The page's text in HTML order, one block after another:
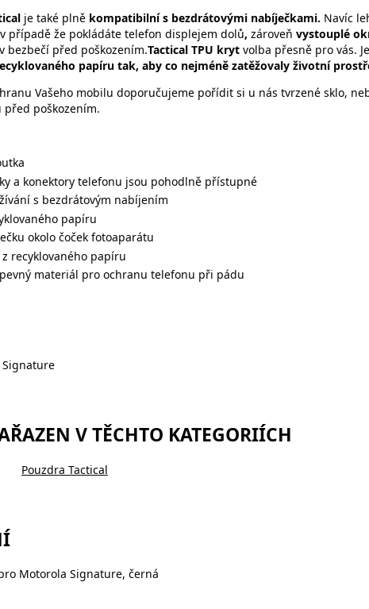
je také plně kompatibilní s bezdrátovými nabíječkami. Navíc
v případě že pokládáte telefon displejem dolů, zároveň vystouplé
bezbečí před poškozením.Tactical TPU kryt volba přesně pro vás. Je
papíru tak, aby co nejméně zatěžovaly životní
Vašeho mobilu doporučujeme pořídit si u nás tvrzené sklo,
poškozením.
a konektory telefonu jsou pohodlně přístupné
s bezdrátovým nabíjením
papíru
okolo čoček fotoaparátu
recyklovaného papíru
materiál pro ochranu telefonu při pádu
V TĚCHTO KATEGORIÍCH
Pouzdra Tactical
Motorola Signature, černá